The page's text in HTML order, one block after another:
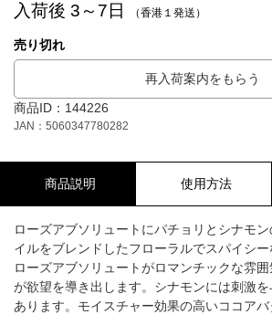
入荷後 3～7日 （香港１発送）
売り切れ
再入荷案内をもらう
商品ID：144226
JAN：5060347780282
商品説明 使用方法
ローズアブソリュートにパチョリとシナモ
イルをブレンドしたフローラルでスパイシー
ローズアブソリュートがロマンチックな雰
が欲望を導き出します。シナモンには刺激
あります。モイスチャー効果の高いココア